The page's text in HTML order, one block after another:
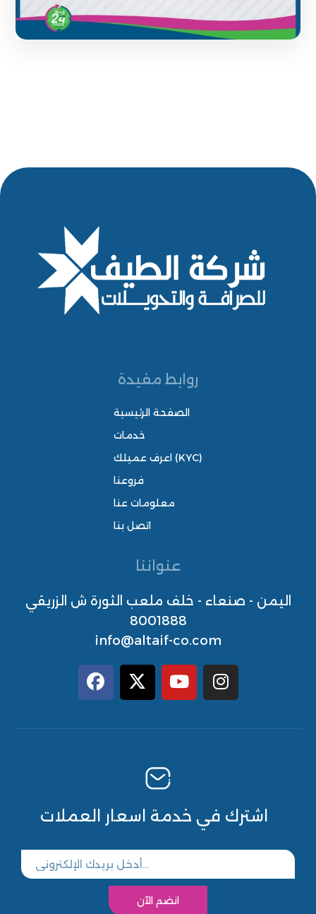
روابط مفيدة
الصفحة الرئيسية
خدمات
اعرف عميلك (KYC)
فروعنا
معلومات عنا
اتصل بنا
عنواننا
اليمن - صنعاء - خلف ملعب الثورة ش الزريقي
8001888
info@altaif-co.com
انضم الآن